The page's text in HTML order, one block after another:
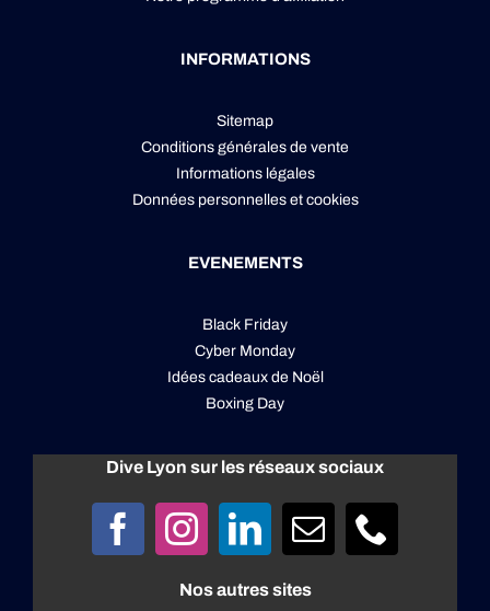
INFORMATIONS
Sitemap
Conditions générales de vente
Informations légales
Données personnelleset cookies
EVENEMENTS
Black Friday
Cyber Monday
Idées cadeaux de Noël
Boxing Day
Dive Lyon sur les réseaux sociaux
Nos autres sites